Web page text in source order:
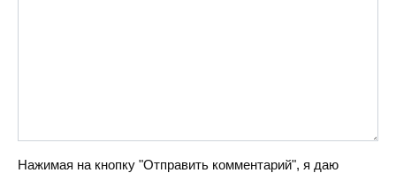
Нажимая на кнопку "Отправить комментарий", я даю